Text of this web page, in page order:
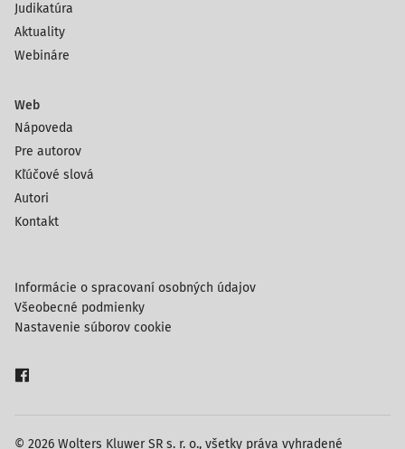
Judikatúra
Aktuality
Webináre
Web
Nápoveda
Pre autorov
Kľúčové slová
Autori
Kontakt
© 2026 Wolters Kluwer SR s. r. o., všetky práva vyhradené
Informácie o spracovaní osobných údajov
Všeobecné podmienky
Nastavenie súborov cookie